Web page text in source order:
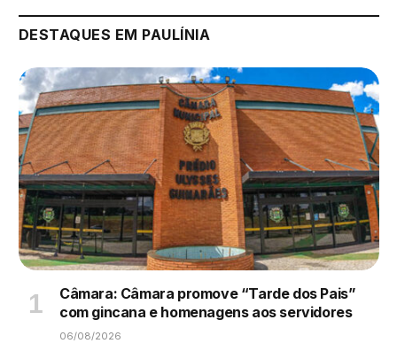
DESTAQUES EM PAULÍNIA
Câmara: Câmara promove “Tarde dos Pais”
com gincana e homenagens aos servidores
06/08/2026